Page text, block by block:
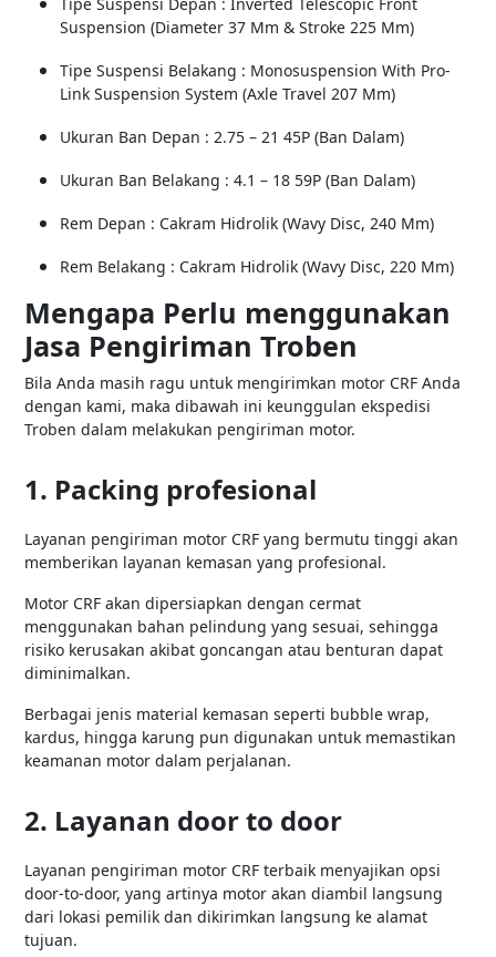
Suspension (Diameter 37 Mm & Stroke 225 Mm)
Tipe Suspensi Belakang : Monosuspension With Pro-
Link Suspension System (Axle Travel 207 Mm)
Ukuran Ban Depan : 2.75 – 21 45P (Ban Dalam)
Ukuran Ban Belakang : 4.1 – 18 59P (Ban Dalam)
Rem Depan : Cakram Hidrolik (Wavy Disc, 240 Mm)
Rem Belakang : Cakram Hidrolik (Wavy Disc, 220 Mm)
Mengapa Perlu menggunakan
Jasa Pengiriman Troben
Bila Anda masih ragu untuk mengirimkan motor CRF Anda
dengan kami, maka dibawah ini keunggulan ekspedisi
Troben dalam melakukan pengiriman motor.
1. Packing profesional
Layanan pengiriman motor CRF yang bermutu tinggi akan
memberikan layanan kemasan yang profesional.
Motor CRF akan dipersiapkan dengan cermat
menggunakan bahan pelindung yang sesuai, sehingga
risiko kerusakan akibat goncangan atau benturan dapat
diminimalkan.
Berbagai jenis material kemasan seperti bubble wrap,
kardus, hingga karung pun digunakan untuk memastikan
keamanan motor dalam perjalanan.
2. Layanan door to door
Layanan pengiriman motor CRF terbaik menyajikan opsi
door-to-door, yang artinya motor akan diambil langsung
dari lokasi pemilik dan dikirimkan langsung ke alamat
tujuan.